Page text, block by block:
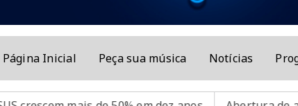
Página Inicial Peça sua música Notícias